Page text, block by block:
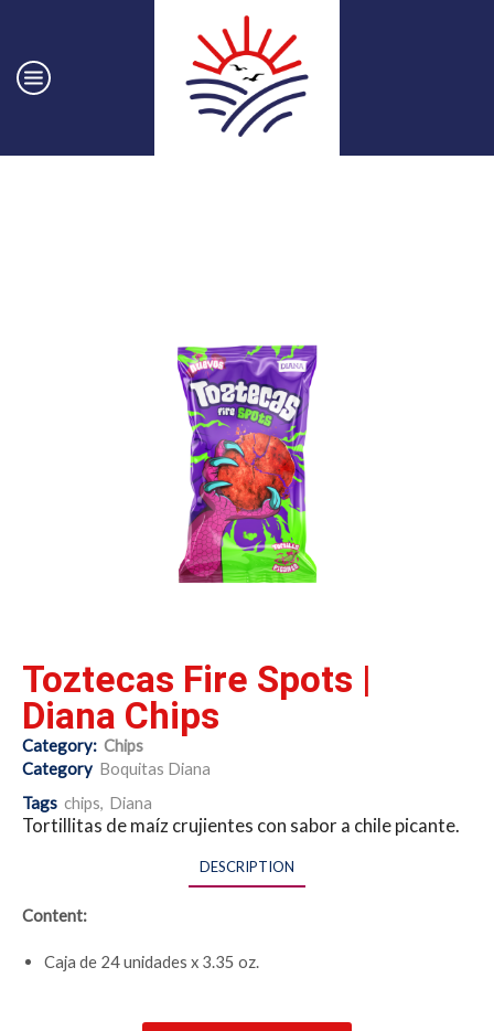
Toztecas Fire Spots |
Diana Chips
Category: Chips
Category Boquitas Diana
Tags chips, Diana
Tortillitas de maíz crujientes con sabor a chile picante.
DESCRIPTION
Content:
Caja de 24 unidades x 3.35 oz.